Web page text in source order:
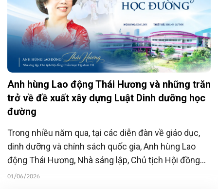
Anh hùng Lao động Thái Hương và những trăn
trở về đề xuất xây dựng Luật Dinh dưỡng học
đường
Trong nhiều năm qua, tại các diễn đàn về giáo dục,
dinh dưỡng và chính sách quốc gia, Anh hùng Lao
động Thái Hương, Nhà sáng lập, Chủ tịch Hội đồng
Chiến lược Tập đoàn TH luôn kiên trì nhắc lại một
01/06/2026